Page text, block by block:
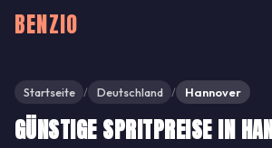
BENZIO
Startseite / Deutschland / Hannover
GÜNSTIGE SPRITPREISE IN